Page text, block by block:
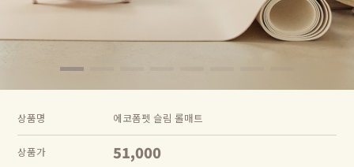
상품명 에코폼펫 슬림 롤매트
상품가 51,000